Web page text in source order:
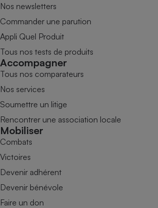
Nos newsletters
Commander une parution
Appli Quel Produit
Tous nos tests de produits
Accompagner
Tous nos comparateurs
Nos services
Soumettre un litige
Rencontrer une association locale
Mobiliser
Combats
Victoires
Devenir adhérent
Devenir bénévole
Faire un don